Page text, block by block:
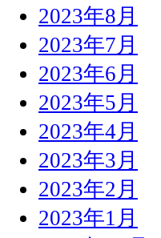
2023年8月
2023年7月
2023年6月
2023年5月
2023年4月
2023年3月
2023年2月
2023年1月